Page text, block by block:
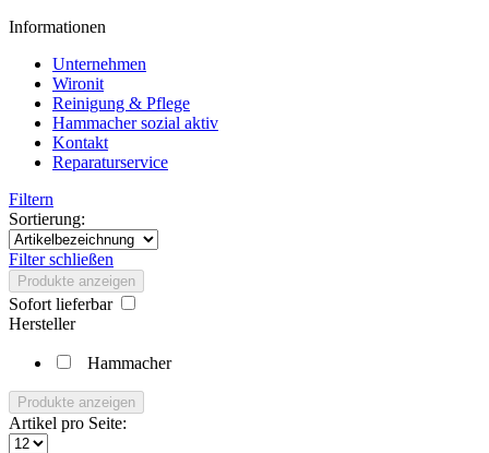
Informationen
Unternehmen
Wironit
Reinigung & Pflege
Hammacher sozial aktiv
Kontakt
Reparaturservice
Filtern
Sortierung:
Filter schließen
Produkte anzeigen
Sofort lieferbar
Hersteller
Hammacher
Produkte anzeigen
Artikel pro Seite: